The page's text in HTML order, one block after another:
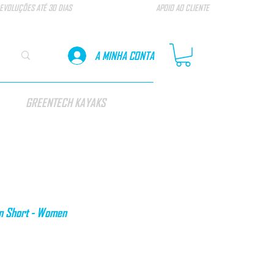
ATÉ 30 DIAS
A MINHA CONTA
APOIO AO CLIENTE
GREENTECH KAYAKS
Short - Women